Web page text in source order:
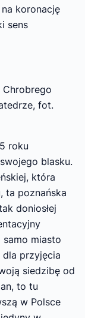
koronację
sens
Chrobrego
fot.
roku
blasku.
która
ta poznańska
doniosłej
samo miasto
dla przyjęcia
siedzibę od
to tu
w Polsce